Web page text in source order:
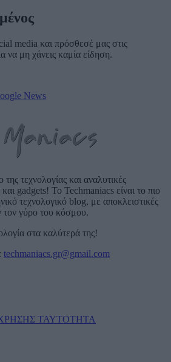
media και πρόσθεσέ μας στις
να μη χάνεις καμία είδηση.
News
τεχνολογίας και αναλυτικές
gadgets! Το Techmaniacs είναι το πιο
τεχνολογικό blog, με αποκλειστικές
τον γύρο του κόσμου.
στα καλύτερά της!
techmaniacs.gr@gmail.com
ΤΑΥΤΟΤΗΤΑ